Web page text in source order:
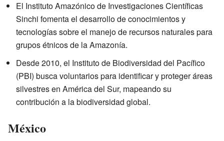
El Instituto Amazónico de Investigaciones Científicas
Sinchi fomenta el desarrollo de conocimientos y
tecnologías sobre el manejo de recursos naturales para
grupos étnicos de la Amazonía.
Desde 2010, el Instituto de Biodiversidad del Pacífico
(PBI) busca voluntarios para identificar y proteger áreas
silvestres en América del Sur, mapeando su
contribución a la biodiversidad global.
México